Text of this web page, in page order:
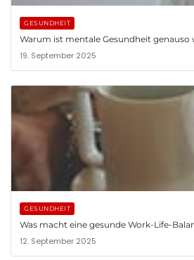
GESUNDHEIT
Warum ist mentale Gesundheit
19. September 2025
GESUNDHEIT
Was macht eine gesunde Work-Life-
12. September 2025